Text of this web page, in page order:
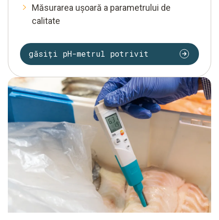
Măsurarea ușoară a parametrului de
calitate
găsiți pH-metrul potrivit